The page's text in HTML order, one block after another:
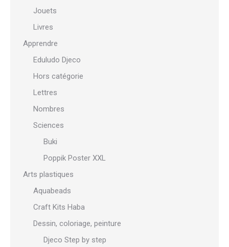
Jouets
Livres
Apprendre
Eduludo Djeco
Hors catégorie
Lettres
Nombres
Sciences
Buki
Poppik Poster XXL
Arts plastiques
Aquabeads
Craft Kits Haba
Dessin, coloriage, peinture
Djeco Step by step